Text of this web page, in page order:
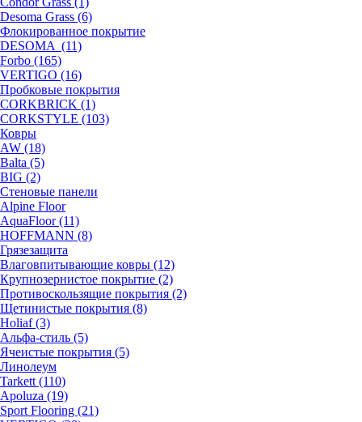
Desoma Grass (6)
Флокированное покрытие
DESOMA (11)
Forbo (165)
VERTIGO (16)
Пробковые покрытия
CORKBRICK (1)
CORKSTYLE (103)
Ковры
AW (18)
Balta (5)
BIG (2)
Стеновые панели
Alpine Floor
AquaFloor (11)
HOFFMANN (8)
Грязезащита
Влаговпитывающие ковры (12)
Крупнозернистое покрытие (2)
Противоскользящие покрытия (2)
Щетинистые покрытия (8)
Holiaf (3)
Альфа-стиль (5)
Ячеистые покрытия (5)
Линолеум
Tarkett (110)
Apoluza (19)
Sport Flooring (21)